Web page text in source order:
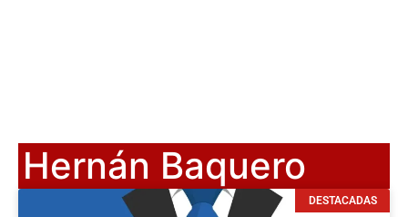
Hernán Baquero
DESTACADAS